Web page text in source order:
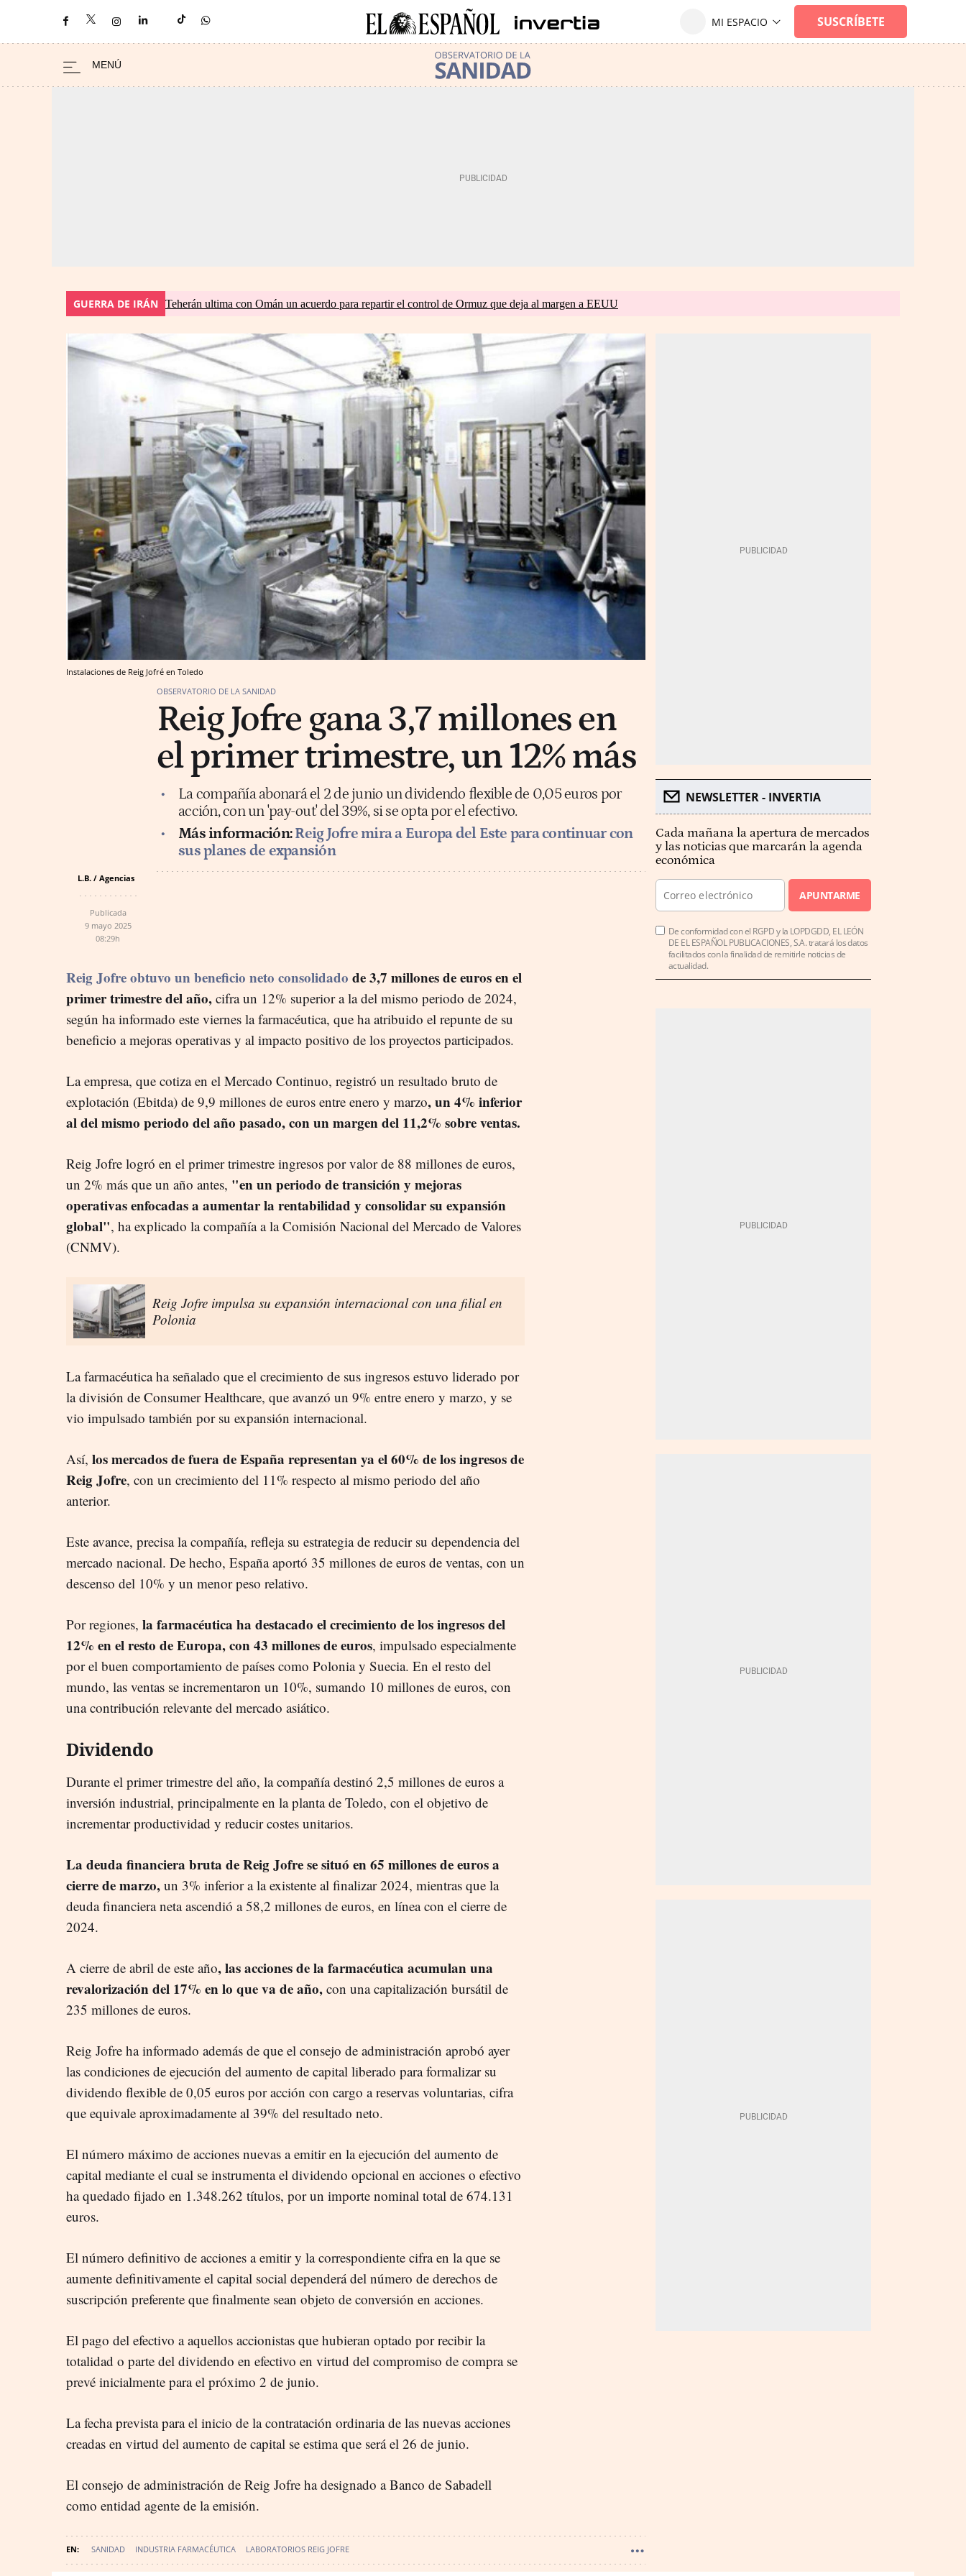
GUERRA DE IRÁN Teherán ultima con Omán un acuerdo para repartir el control de Ormuz que deja al margen a EEUU
Instalaciones de Reig Jofré en Toledo
OBSERVATORIO DE LA SANIDAD
Reig Jofre gana 3,7 millones en
el primer trimestre, un 12% más
La compañía abonará el 2 de junio un dividendo flexible de 0,05 euros por
acción, con un 'pay-out' del 39%, si se opta por el efectivo.
Más información:Reig Jofre mira a Europa del Este para continuar con
sus planes de expansión
L.B. / Agencias
Publicada
9 mayo 2025
08:29h
Reig Jofre obtuvo un beneficio neto consolidado de 3,7 millones de euros en el
primer trimestre del año, cifra un 12% superior a la del mismo periodo de 2024,
según ha informado este viernes la farmacéutica, que ha atribuido el repunte de su
beneficio a mejoras operativas y al impacto positivo de los proyectos participados.
La empresa, que cotiza en el Mercado Continuo, registró un resultado bruto de
explotación (Ebitda) de 9,9 millones de euros entre enero y marzo, un 4% inferior
al del mismo periodo del año pasado, con un margen del 11,2% sobre ventas.
Reig Jofre logró en el primer trimestre ingresos por valor de 88 millones de euros,
un 2% más que un año antes, "en un periodo de transición y mejoras
operativas enfocadas a aumentar la rentabilidad y consolidar su expansión
global", ha explicado la compañía a la Comisión Nacional del Mercado de Valores
(CNMV).
Reig Jofre impulsa su expansión internacional con una filial en
Polonia
La farmacéutica ha señalado que el crecimiento de sus ingresos estuvo liderado por
la división de Consumer Healthcare, que avanzó un 9% entre enero y marzo, y se
vio impulsado también por su expansión internacional.
Así, los mercados de fuera de España representan ya el 60% de los ingresos de
Reig Jofre, con un crecimiento del 11% respecto al mismo periodo del año
anterior.
Este avance, precisa la compañía, refleja su estrategia de reducir su dependencia del
mercado nacional. De hecho, España aportó 35 millones de euros de ventas, con un
descenso del 10% y un menor peso relativo.
Por regiones, la farmacéutica ha destacado el crecimiento de los ingresos del
12% en el resto de Europa, con 43 millones de euros, impulsado especialmente
por el buen comportamiento de países como Polonia y Suecia. En el resto del
mundo, las ventas se incrementaron un 10%, sumando 10 millones de euros, con
una contribución relevante del mercado asiático.
Dividendo
Durante el primer trimestre del año, la compañía destinó 2,5 millones de euros a
inversión industrial, principalmente en la planta de Toledo, con el objetivo de
incrementar productividad y reducir costes unitarios.
La deuda financiera bruta de Reig Jofre se situó en 65 millones de euros a
cierre de marzo, un 3% inferior a la existente al finalizar 2024, mientras que la
deuda financiera neta ascendió a 58,2 millones de euros, en línea con el cierre de
2024.
A cierre de abril de este año, las acciones de la farmacéutica acumulan una
revalorización del 17% en lo que va de año, con una capitalización bursátil de
235 millones de euros.
Reig Jofre ha informado además de que el consejo de administración aprobó ayer
las condiciones de ejecución del aumento de capital liberado para formalizar su
dividendo flexible de 0,05 euros por acción con cargo a reservas voluntarias, cifra
que equivale aproximadamente al 39% del resultado neto.
El número máximo de acciones nuevas a emitir en la ejecución del aumento de
capital mediante el cual se instrumenta el dividendo opcional en acciones o efectivo
ha quedado fijado en 1.348.262 títulos, por un importe nominal total de 674.131
euros.
El número definitivo de acciones a emitir y la correspondiente cifra en la que se
aumente definitivamente el capital social dependerá del número de derechos de
suscripción preferente que finalmente sean objeto de conversión en acciones.
El pago del efectivo a aquellos accionistas que hubieran optado por recibir la
totalidad o parte del dividendo en efectivo en virtud del compromiso de compra se
prevé inicialmente para el próximo 2 de junio.
La fecha prevista para el inicio de la contratación ordinaria de las nuevas acciones
creadas en virtud del aumento de capital se estima que será el 26 de junio.
El consejo de administración de Reig Jofre ha designado a Banco de Sabadell
como entidad agente de la emisión.
SANIDAD INDUSTRIA FARMACÉUTICA LABORATORIOS REIG JOFRE
NEWSLETTER - INVERTIA
Cada mañana la apertura de mercados
y las noticias que marcarán la agenda
económica
APUNTARME
De conformidad con el RGPD y la LOPDGDD, EL LEÓN
DE EL ESPAÑOL PUBLICACIONES, S.A. tratará los datos
facilitados con la finalidad de remitirle noticias de
actualidad.